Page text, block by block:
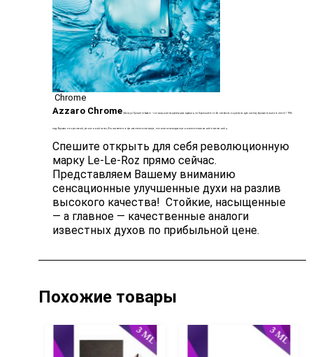
Chrome
Azzaro Chrome («Аззаро Хром») от Azzaro – это модный парфюм для мужчин, вобравший в себя свежесть и кристальную чистоту. Аромат вышел в свет в 1996
году. Вдыхая его красивый, утонченный запах, Вы окажетесь в фантастическом мире, полном самых драгоценных воспоминаний и мечтаний. .
Спешите открыть для себя революционную
марку Le-Le-Roz прямо сейчас.
Представляем Вашему вниманию
сенсационные улучшенные духи на разлив
высокого качества! Стойкие, насыщенные
— а главное — качественные аналоги
известных духов по прибыльной цене.
Похожие товары